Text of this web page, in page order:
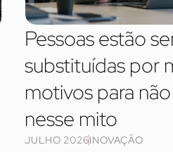
Pessoas estão
substituídas por
motivos para
nesse mito
JULHO 2026INOVAÇÃO